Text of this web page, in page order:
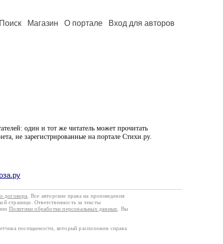
Поиск Магазин О портале Вход для авторов
один и тот же читатель может прочитать
не зарегистрированные на портале Стихи.ру.
договора
. Все авторские права на произведения
странице. Ответственность за тексты
Политики обработки персональных данных
. Вы
посещаемости, который расположен справа